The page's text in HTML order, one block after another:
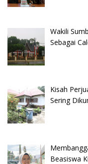
Wakili
Sebagai
Kisah
Sering
Beasiswa